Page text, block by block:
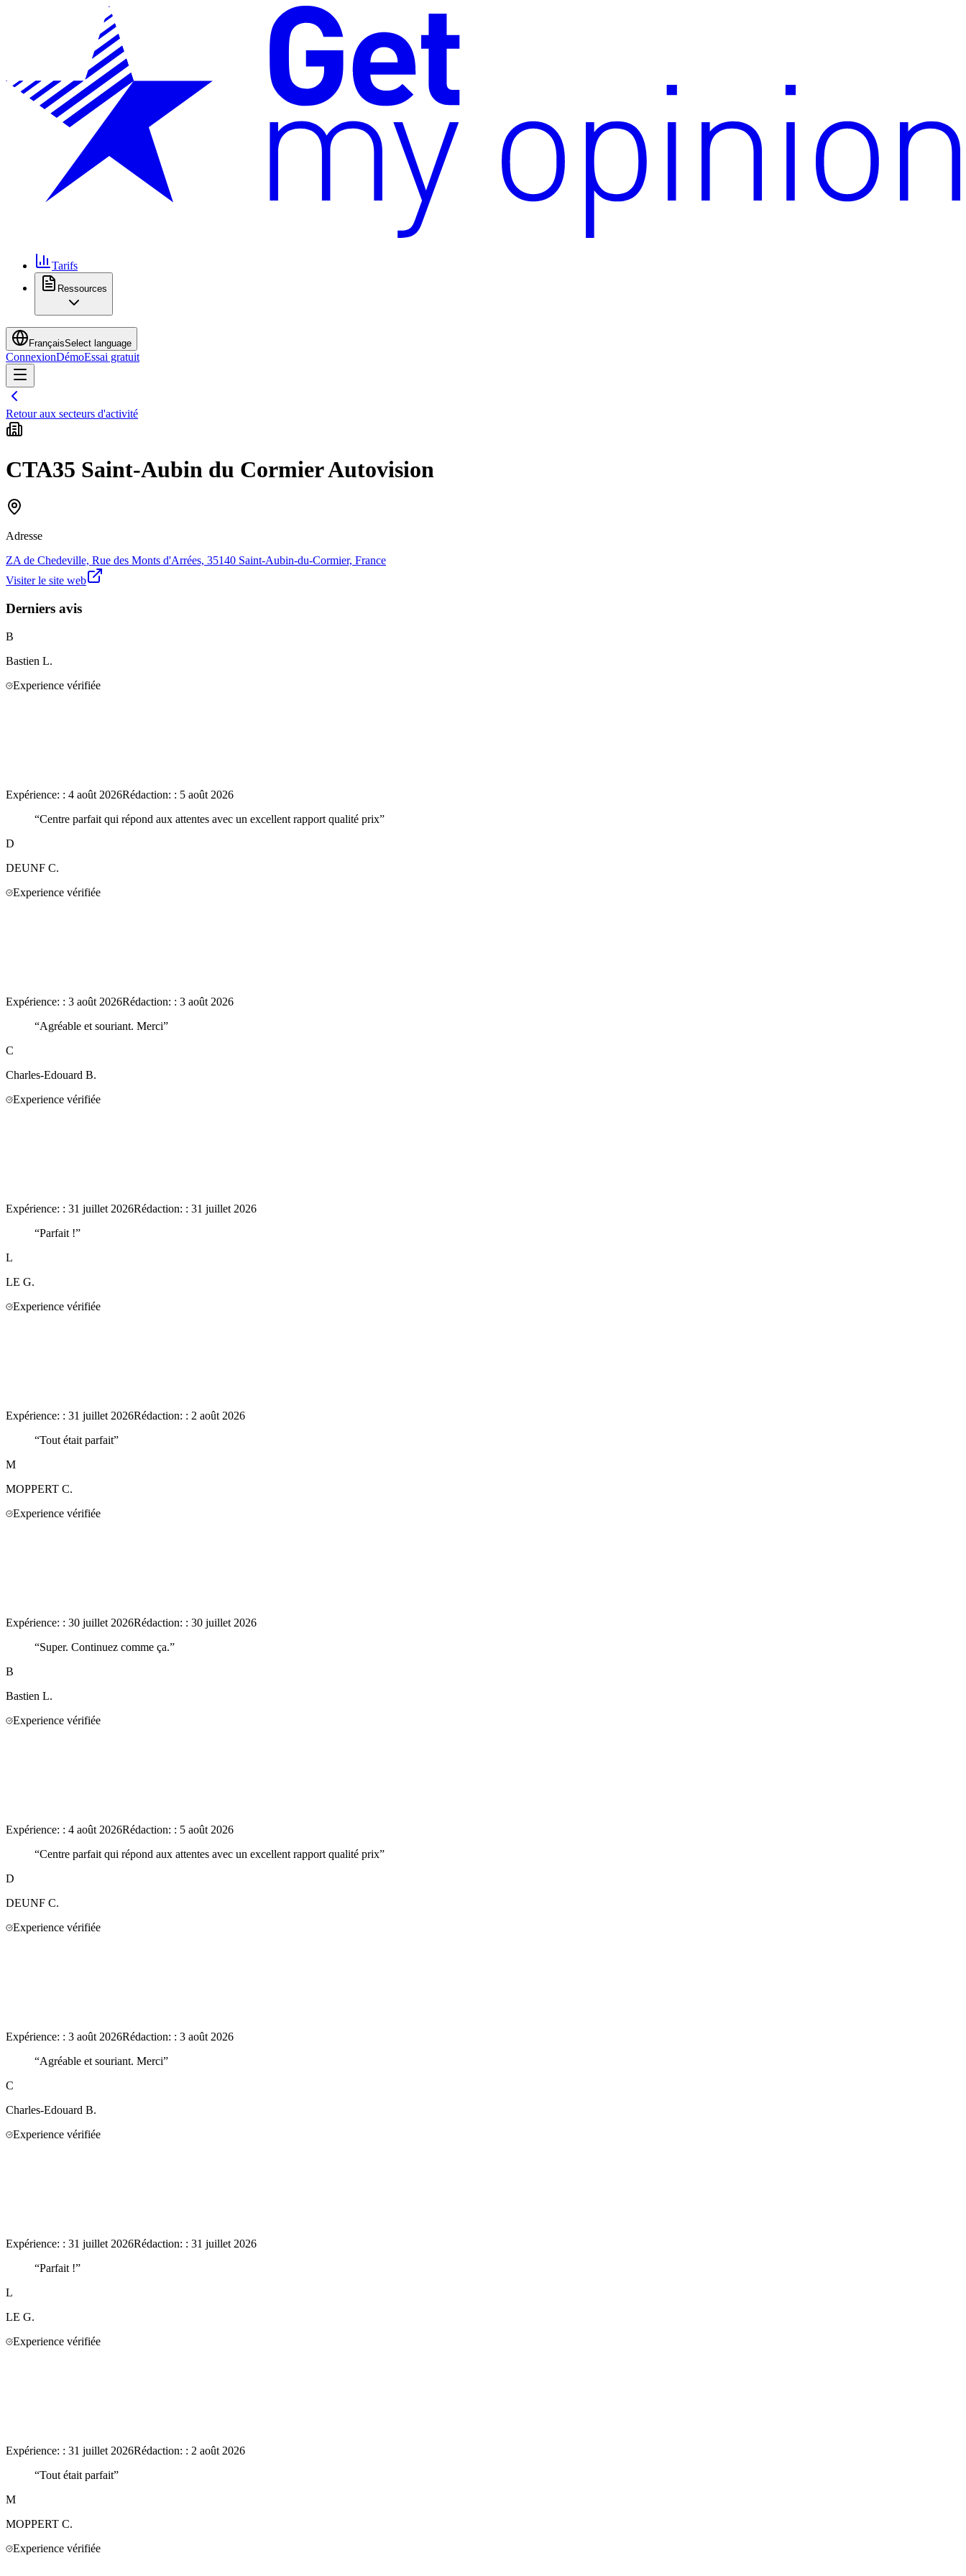
Tarifs
Ressources
FrançaisSelect language
ConnexionDémoEssai gratuit
Retour aux secteurs d'activité
CTA35 Saint-Aubin du Cormier Autovision
Adresse
ZA de Chedeville, Rue des Monts d'Arrées, 35140 Saint-Aubin-du-Cormier, France
Visiter le site web
Derniers avis
B
Bastien L.
Experience vérifiée
Expérience: : 4 août 2026Rédaction: : 5 août 2026
“Centre parfait qui répond aux attentes avec un excellent rapport qualité prix”
D
DEUNF C.
Experience vérifiée
Expérience: : 3 août 2026Rédaction: : 3 août 2026
“Agréable et souriant. Merci”
C
Charles-Edouard B.
Experience vérifiée
Expérience: : 31 juillet 2026Rédaction: : 31 juillet 2026
“Parfait !”
L
LE G.
Experience vérifiée
Expérience: : 31 juillet 2026Rédaction: : 2 août 2026
“Tout était parfait”
M
MOPPERT C.
Experience vérifiée
Expérience: : 30 juillet 2026Rédaction: : 30 juillet 2026
“Super. Continuez comme ça.”
B
Bastien L.
Experience vérifiée
Expérience: : 4 août 2026Rédaction: : 5 août 2026
“Centre parfait qui répond aux attentes avec un excellent rapport qualité prix”
D
DEUNF C.
Experience vérifiée
Expérience: : 3 août 2026Rédaction: : 3 août 2026
“Agréable et souriant. Merci”
C
Charles-Edouard B.
Experience vérifiée
Expérience: : 31 juillet 2026Rédaction: : 31 juillet 2026
“Parfait !”
L
LE G.
Experience vérifiée
Expérience: : 31 juillet 2026Rédaction: : 2 août 2026
“Tout était parfait”
M
MOPPERT C.
Experience vérifiée